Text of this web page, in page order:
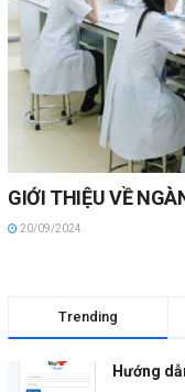
GIỚI THIỆU VỀ
20/09/2024
Trending
Hướng